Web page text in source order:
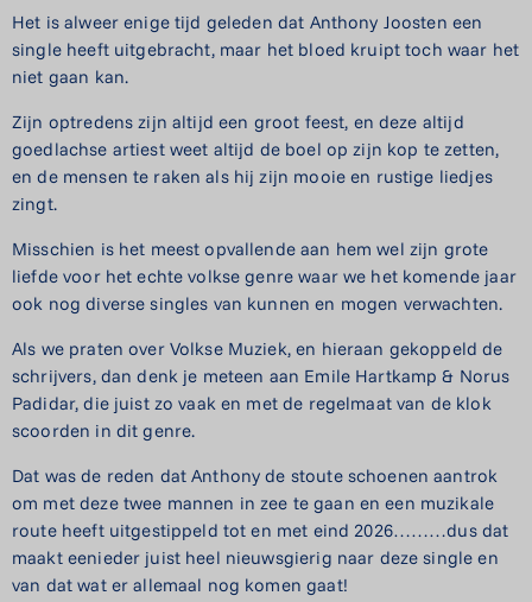
Het is alweer enige tijd geleden dat Anthony Joosten een
single heeft uitgebracht, maar het bloed kruipt toch waar het
niet gaan kan.
Zijn optredens zijn altijd een groot feest, en deze altijd
goedlachse artiest weet altijd de boel op zijn kop te zetten,
en de mensen te raken als hij zijn mooie en rustige liedjes
zingt.
Misschien is het meest opvallende aan hem wel zijn grote
liefde voor het echte volkse genre waar we het komende jaar
ook nog diverse singles van kunnen en mogen verwachten.
Als we praten over Volkse Muziek, en hieraan gekoppeld de
schrijvers, dan denk je meteen aan Emile Hartkamp & Norus
Padidar, die juist zo vaak en met de regelmaat van de klok
scoorden in dit genre.
Dat was de reden dat Anthony de stoute schoenen aantrok
om met deze twee mannen in zee te gaan en een muzikale
route heeft uitgestippeld tot en met eind 2026………dus dat
maakt eenieder juist heel nieuwsgierig naar deze single en
van dat wat er allemaal nog komen gaat!